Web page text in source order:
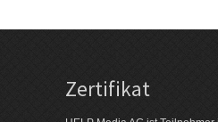
Zertifikat